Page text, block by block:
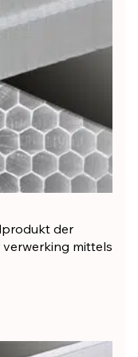
der
mittels